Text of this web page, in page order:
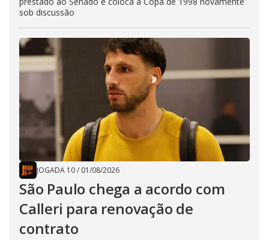
sob discussão
JOGADA 10/ 01/08/2026
São Paulo chega a acordo com
Calleri para renovação de
contrato